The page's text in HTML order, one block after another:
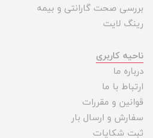
بررسی صحت گارانتی و بیمه
رینگ لایت
ناحیه کاربری
درباره ما
ارتباط با ما
قوانین و مقررات
سفارش و ارسال بار
ثبت شکایات